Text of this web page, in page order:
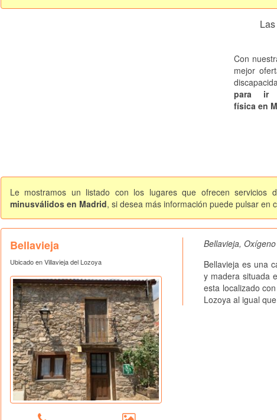
Con
mejor
para ir
física en
Le mostramos un listado con los lugares que ofrecen servicios
minusválidos en Madrid, si desea más información puede pulsar en
Bellavieja
Ubicado en Villavieja del Lozoya
Bellavieja,
Bellavieja es una
y madera situada
esta localizado
Lozoya al igual